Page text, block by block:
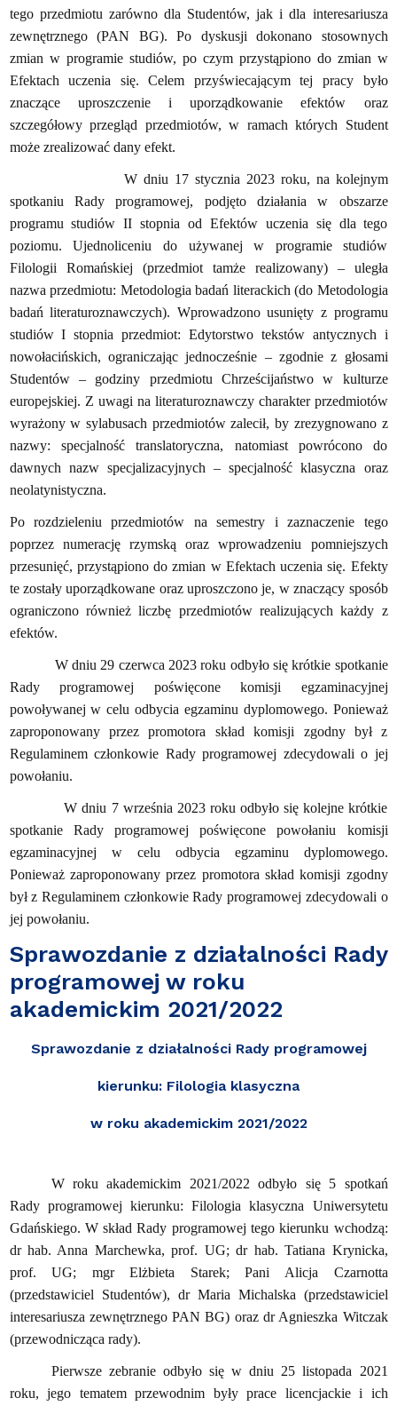
tego przedmiotu zarówno dla Studentów, jak i dla interesariusza
zewnętrznego (PAN BG). Po dyskusji dokonano stosownych
zmian w programie studiów, po czym przystąpiono do zmian w
Efektach uczenia się. Celem przyświecającym tej pracy było
znaczące uproszczenie i uporządkowanie efektów oraz
szczegółowy przegląd przedmiotów, w ramach których Student
może zrealizować dany efekt.
W dniu 17 stycznia 2023 roku, na kolejnym
spotkaniu Rady programowej, podjęto działania w obszarze
programu studiów II stopnia od Efektów uczenia się dla tego
poziomu. Ujednoliceniu do używanej w programie studiów
Filologii Romańskiej (przedmiot tamże realizowany) – uległa
nazwa przedmiotu: Metodologia badań literackich (do Metodologia
badań literaturoznawczych). Wprowadzono usunięty z programu
studiów I stopnia przedmiot: Edytorstwo tekstów antycznych i
nowołacińskich, ograniczając jednocześnie – zgodnie z głosami
Studentów – godziny przedmiotu Chrześcijaństwo w kulturze
europejskiej. Z uwagi na literaturoznawczy charakter przedmiotów
wyrażony w sylabusach przedmiotów zalecił, by zrezygnowano z
nazwy: specjalność translatoryczna, natomiast powrócono do
dawnych nazw specjalizacyjnych – specjalność klasyczna oraz
neolatynistyczna.
Po rozdzieleniu przedmiotów na semestry i zaznaczenie tego
poprzez numerację rzymską oraz wprowadzeniu pomniejszych
przesunięć, przystąpiono do zmian w Efektach uczenia się. Efekty
te zostały uporządkowane oraz uproszczono je, w znaczący sposób
ograniczono również liczbę przedmiotów realizujących każdy z
efektów.
W dniu 29 czerwca 2023 roku odbyło się krótkie spotkanie
Rady programowej poświęcone komisji egzaminacyjnej
powoływanej w celu odbycia egzaminu dyplomowego. Ponieważ
zaproponowany przez promotora skład komisji zgodny był z
Regulaminem członkowie Rady programowej zdecydowali o jej
powołaniu.
W dniu 7 września 2023 roku odbyło się kolejne krótkie
spotkanie Rady programowej poświęcone powołaniu komisji
egzaminacyjnej w celu odbycia egzaminu dyplomowego.
Ponieważ zaproponowany przez promotora skład komisji zgodny
był z Regulaminem członkowie Rady programowej zdecydowali o
jej powołaniu.
Sprawozdanie z działalności Rady
programowej w roku
akademickim 2021/2022
Sprawozdanie z działalności Rady programowej
kierunku: Filologia klasyczna
w roku akademickim 2021/2022
W roku akademickim 2021/2022 odbyło się 5 spotkań
Rady programowej kierunku: Filologia klasyczna Uniwersytetu
Gdańskiego. W skład Rady programowej tego kierunku wchodzą:
dr hab. Anna Marchewka, prof. UG; dr hab. Tatiana Krynicka,
prof. UG; mgr Elżbieta Starek; Pani Alicja Czarnotta
(przedstawiciel Studentów), dr Maria Michalska (przedstawiciel
interesariusza zewnętrznego PAN BG) oraz dr Agnieszka Witczak
(przewodnicząca rady).
Pierwsze zebranie odbyło się w dniu 25 listopada 2021
roku, jego tematem przewodnim były prace licencjackie i ich